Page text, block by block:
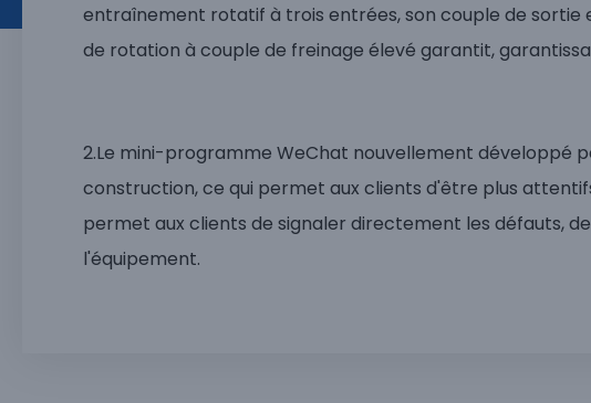
entraînement rotatif à trois entrées, son couple de
de rotation à couple de freinage élevé garantit,
2.Le mini-programme WeChat nouvellement développé
construction, ce qui permet aux clients d'être plus
permet aux clients de signaler directement les défauts,
l'équipement.